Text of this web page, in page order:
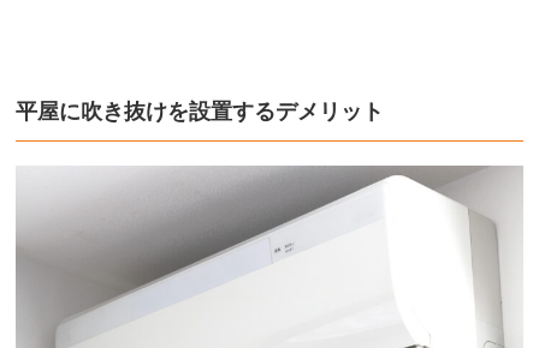
平屋に吹き抜けを設置するデメリット